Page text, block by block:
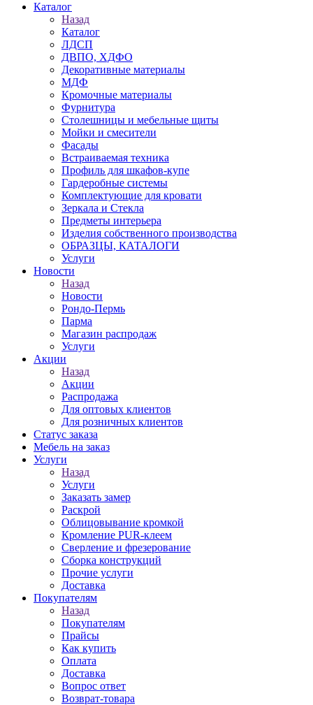
Каталог
Назад
Каталог
ЛДСП
ДВПО, ХДФО
Декоративные материалы
МДФ
Кромочные материалы
Фурнитура
Столешницы и мебельные щиты
Мойки и смесители
Фасады
Встраиваемая техника
Профиль для шкафов-купе
Гардеробные системы
Комплектующие для кровати
Зеркала и Стекла
Предметы интерьера
Изделия собственного производства
ОБРАЗЦЫ, КАТАЛОГИ
Услуги
Новости
Назад
Новости
Рондо-Пермь
Парма
Магазин распродаж
Услуги
Акции
Назад
Акции
Распродажа
Для оптовых клиентов
Для розничных клиентов
Статус заказа
Мебель на заказ
Услуги
Назад
Услуги
Заказать замер
Раскрой
Облицовывание кромкой
Кромление PUR-клеем
Сверление и фрезерование
Сборка конструкций
Прочие услуги
Доставка
Покупателям
Назад
Покупателям
Прайсы
Как купить
Оплата
Доставка
Вопрос ответ
Возврат-товара